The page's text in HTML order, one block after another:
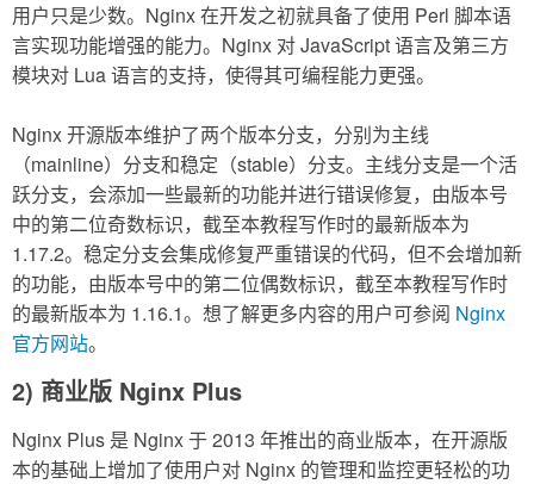
用户只是少数。Nginx 在开发之初就具备了使用 Perl 脚本语
言实现功能增强的能力。Nginx 对 JavaScript 语言及第三方
模块对 Lua 语言的支持，使得其可编程能力更强。
Nginx 开源版本维护了两个版本分支，分别为主线
（mainline）分支和稳定（stable）分支。主线分支是一个活
跃分支，会添加一些最新的功能并进行错误修复，由版本号
中的第二位奇数标识，截至本教程写作时的最新版本为
1.17.2。稳定分支会集成修复严重错误的代码，但不会增加新
的功能，由版本号中的第二位偶数标识，截至本教程写作时
的最新版本为 1.16.1。想了解更多内容的用户可参阅 Nginx
官方网站。
2) 商业版 Nginx Plus
Nginx Plus 是 Nginx 于 2013 年推出的商业版本，在开源版
本的基础上增加了使用户对 Nginx 的管理和监控更轻松的功